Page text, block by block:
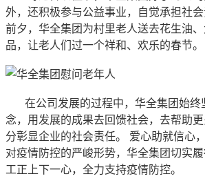
外，还积极参与公益事业，自觉承担社
前夕，华全集团为村里老人送去花生油
品，让老人们过一个祥和、欢乐的春节。
在公司发展的过程中，华全集团始终
念，用发展的成果去回馈社会，去帮助
分彰显企业的社会责任。 爱心助就信心
对疫情防控的严峻形势，华全集团切实
工正上下一心，全力支持疫情防控。